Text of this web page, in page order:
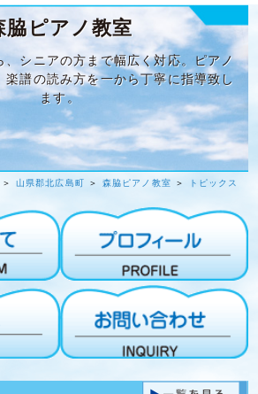
脇ピアノ教室
、シニアの方まで幅広く対応。ピアノ
楽譜の読み方を一から丁寧に指導致し
ます。
＞ 山県郡北広島町 ＞ 森脇ピアノ教室 ＞
トピックス